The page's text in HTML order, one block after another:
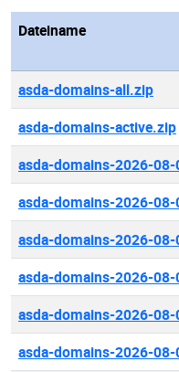
Dateiname
asda-domains-all.zip
asda-domains-active.zip
asda-domains-2026-
asda-domains-2026-
asda-domains-2026-
asda-domains-2026-
asda-domains-2026-
asda-domains-2026-